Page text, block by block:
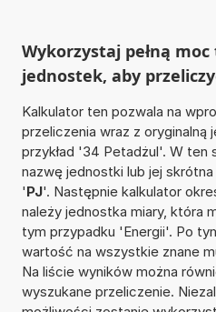
Wykorzystaj pełną
jednostek, aby
Kalkulator ten pozwala na
przeliczenia wraz z oryginalną
przykład '34 Petadżul'. W ten
nazwę jednostki lub jej skrótna
'PJ'. Następnie kalkulator
należy jednostka miary, która
tym przypadku 'Energii'. Po
wartość na wszystkie znane
Na liście wyników można
wyszukane przeliczenie.